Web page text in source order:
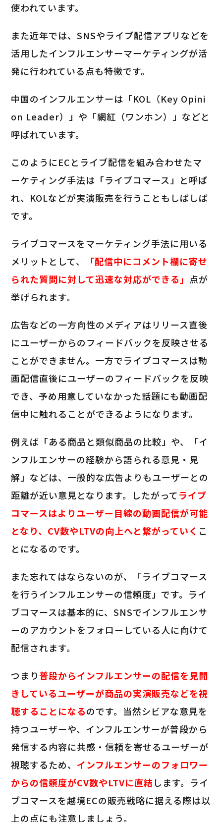
使われています。
また近年では、SNSやライブ配信アプリなどを
活用したインフルエンサーマーケティングが活
発に行われている点も特徴です。
中国のインフルエンサーは「KOL（Key Opini
on Leader）」や「網紅（ワンホン）」などと
呼ばれています。
このようにECとライブ配信を組み合わせたマ
ーケティング手法は「ライブコマース」と呼ば
れ、KOLなどが実演販売を行うこともしばしば
です。
ライブコマースをマーケティング手法に用いる
メリットとして、
「配信中にコメント欄に寄せ
られた質問に対して迅速な対応ができる」 点が
挙げられます。
広告などの一方向性のメディアはリリース直後
にユーザーからのフィードバックを反映させる
ことができません。一方でライブコマースは動
画配信直後にユーザーのフィードバックを反映
でき、予め用意していなかった話題にも動画配
信中に触れることができるようになります。
例えば「ある商品と類似商品の比較」や、「イ
ンフルエンサーの経験から語られる意見・見
解」などは、一般的な広告よりもユーザーとの
距離が近い意見となります。したがってライブ
コマースはよりユーザー目線の動画配信が可能
となり、CV数やLTVの向上へと繋がっていく こ
とになるのです。
また忘れてはならないのが、「ライブコマース
を行うインフルエンサーの信頼度」です。ライ
ブコマースは基本的に、SNSでインフルエンサ
ーのアカウントをフォローしている人に向けて
配信されます。
つまり普段からインフルエンサーの配信を見聞
きしているユーザーが商品の実演販売などを視
聴することになるのです。当然シビアな意見を
持つユーザーや、インフルエンサーが普段から
発信する内容に共感・信頼を寄せるユーザーが
視聴するため、 インフルエンサーのフォロワー
からの信頼度がCV数やLTVに直結します。ライ
ブコマースを越境ECの販売戦略に据える際は以
上の点にも注意しましょう。